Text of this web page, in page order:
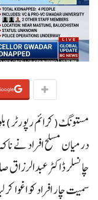
مستونگ(کرائم رپورٹر
درمیان مسلح افراد نے
چانسلر ڈاکٹر عبدالرزاق
سمیت چار افراد کو اغوا کر